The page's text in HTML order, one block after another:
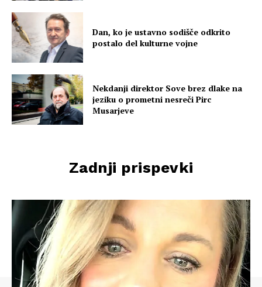
Dan, ko je ustavno sodišče odkrito
postalo del kulturne vojne
Nekdanji direktor Sove brez dlake na
jeziku o prometni nesreči Pirc
Musarjeve
Zadnji prispevki